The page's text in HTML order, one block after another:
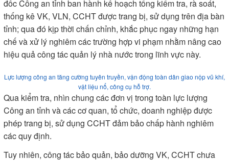
đốc Công an tỉnh ban hành kế hoạch tổng kiểm tra, rà soát,
thống kê VK, VLN, CCHT được trang bị, sử dụng trên địa bàn
tỉnh; qua đó kịp thời chấn chỉnh, khắc phục ngay những hạn
chế và xử lý nghiêm các trường hợp vi phạm nhằm nâng cao
hiệu quả công tác quản lý nhà nước trong lĩnh vực này.
Lực lượng công an tăng cường tuyên truyền, vận động toàn dân giao nộp vũ khí,
vật liệu nổ, công cụ hỗ trợ.
Qua kiểm tra, nhìn chung các đơn vị trong toàn lực lượng
Công an tỉnh và các cơ quan, tổ chức, doanh nghiệp được
phép trang bị, sử dụng CCHT đảm bảo chấp hành nghiêm
các quy định.
Tuy nhiên, công tác bảo quản, bảo dưỡng VK, CCHT chưa